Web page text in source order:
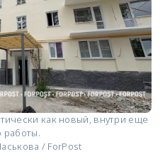
как новый, внутри еще
работы.
/ ForPost